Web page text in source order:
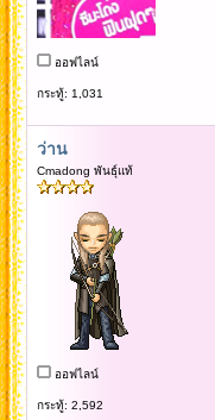
ออฟไลน์
กระทู้: 1,031
ว่าน
Cmadong พันธุ์แท้
ออฟไลน์
กระทู้: 2,592